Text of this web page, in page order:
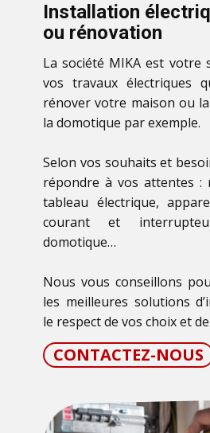
Installation
ou rénovation
La société MIKA est votre
vos travaux électriques
rénover votre maison ou
la domotique par exemple.
Selon vos souhaits et
répondre à vos attentes :
tableau électrique,
courant et
domotique…
Nous vous conseillons
les meilleures solutions
le respect de vos choix et
CONTACTEZ-NOUS